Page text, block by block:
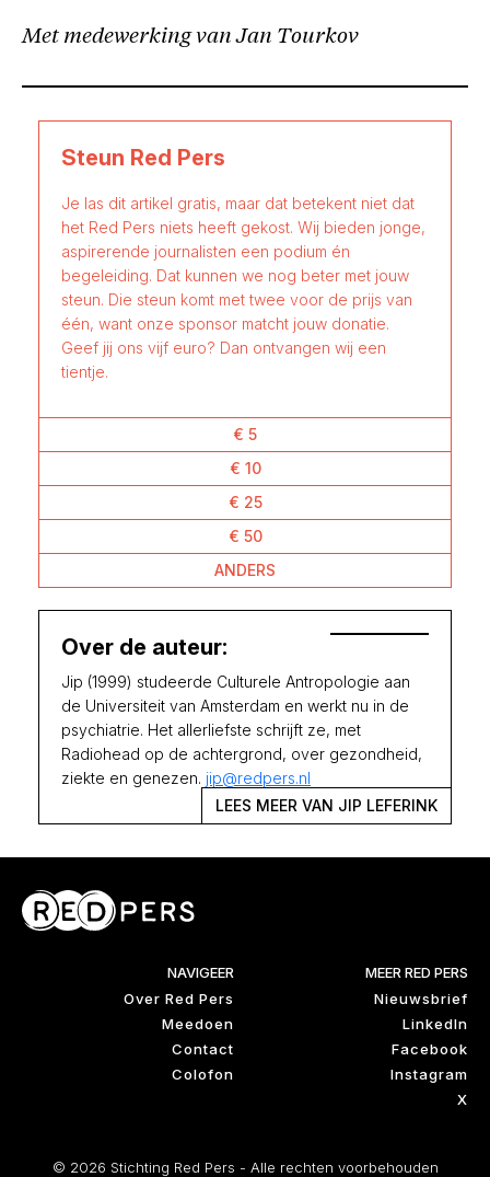
Met medewerking van Jan Tourkov
Steun Red Pers
Je las dit artikel gratis, maar dat betekent niet dat
het Red Pers niets heeft gekost. Wij bieden jonge,
aspirerende journalisten een podium én
begeleiding. Dat kunnen we nog beter met jouw
steun. Die steun komt met twee voor de prijs van
één, want onze sponsor matcht jouw donatie.
Geef jij ons vijf euro? Dan ontvangen wij een
tientje.
€ 5
€ 10
€ 25
€ 50
ANDERS
Over de auteur:
Jip (1999) studeerde Culturele Antropologie aan
de Universiteit van Amsterdam en werkt nu in de
psychiatrie. Het allerliefste schrijft ze, met
Radiohead op de achtergrond, over gezondheid,
ziekte en genezen. jip@redpers.nl
LEES MEER VAN JIP LEFERINK
NAVIGEER
Over Red Pers
Meedoen
Contact
Colofon
MEER RED PERS
Nieuwsbrief
LinkedIn
Facebook
Instagram
X
© 2026 Stichting Red Pers - Alle rechten voorbehouden